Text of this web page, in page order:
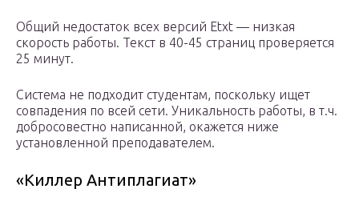
Общий недостаток всех версий Etxt — низкая
скорость работы. Текст в 40-45 страниц проверяется
25 минут.
Система не подходит студентам, поскольку ищет
совпадения по всей сети. Уникальность работы, в т.ч.
добросовестно написанной, окажется ниже
установленной преподавателем.
«Киллер Антиплагиат»